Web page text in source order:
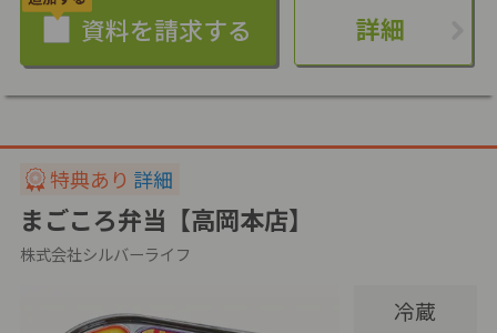
詳細
特典あり 詳細
まごころ弁当【高岡本店】
株式会社シルバーライフ
冷蔵